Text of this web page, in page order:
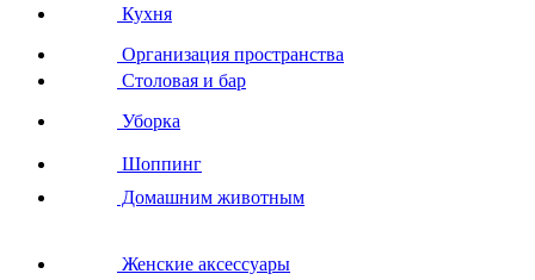
Кухня
Организация пространства
Столовая и бар
Уборка
Шоппинг
Домашним животным
Женские аксессуары